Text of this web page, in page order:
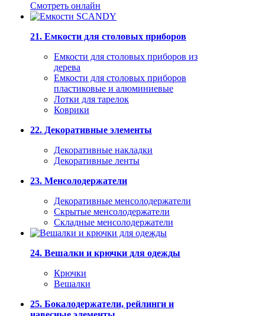
Смотреть онлайн
21. Емкости для столовых приборов
Емкости для столовых приборов из
дерева
Емкости для столовых приборов
пластиковые и алюминиевые
Лотки для тарелок
Коврики
22. Декоративные элементы
Декоративные накладки
Декоративные ленты
23. Менсолодержатели
Декоративные менсолодержатели
Скрытые менсолодержатели
Складные менсолодержатели
24. Вешалки и крючки для одежды
Крючки
Вешалки
25. Бокалодержатели, рейлинги и